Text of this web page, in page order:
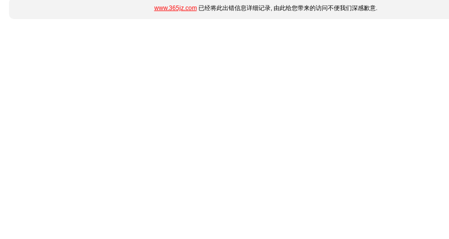
www.365jz.com已经将此出错信息详细记录, 由此给您带来的访问不便我们深感歉意.